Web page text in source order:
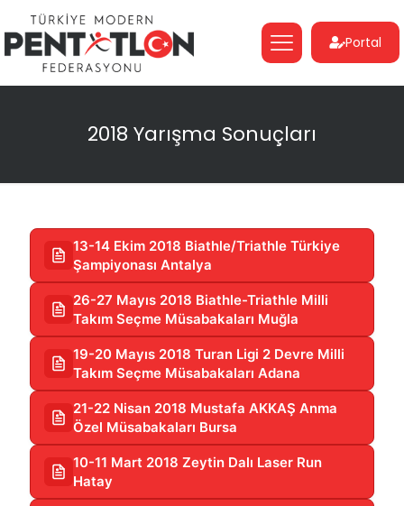
Portal
2018 Yarışma Sonuçları
13-14 Ekim 2018 Biathle/Triathle Türkiye
Şampiyonası Antalya
26-27 Mayıs 2018 Biathle-Triathle Milli
Takım Seçme Müsabakaları Muğla
19-20 Mayıs 2018 Turan Ligi 2 Devre Milli
Takım Seçme Müsabakaları Adana
21-22 Nisan 2018 Mustafa AKKAŞ Anma
Özel Müsabakaları Bursa
10-11 Mart 2018 Zeytin Dalı Laser Run
Hatay